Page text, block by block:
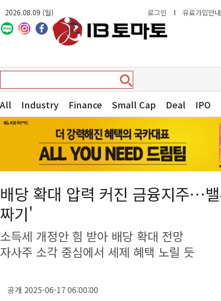
2026.08.09 (일) 로그인 I 유료가입안내
All Industry Finance Small Cap Deal IPO
배당 확대 압력 커진 금융지주…
짜기'
소득세 개정안 힘 받아 배당 확대 전망
자사주 소각 중심에서 세제 혜택 노릴 듯
공개 2025-06-17 06:00:00